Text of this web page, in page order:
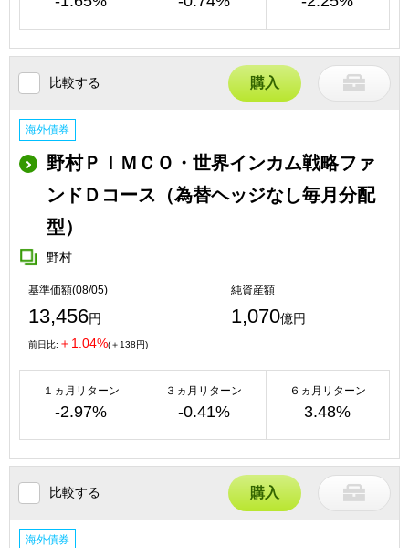
比較する 購入
海外債券
野村ＰＩＭＣＯ・世界インカム戦略ファ
ンドＤコース（為替ヘッジなし毎月分配
型）
野村
基準価額(08/05)
13,456円
純資産額
1,070億円
前日比: ＋1.04%(＋138円)
１ヵ月リターン
-2.97%
３ヵ月リターン
-0.41%
６ヵ月リターン
3.48%
比較する 購入
海外債券